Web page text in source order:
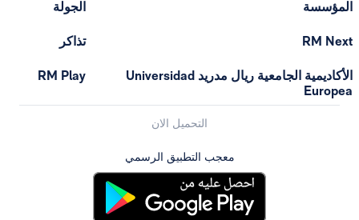
الأكاديمية الجامعية ريال مدريد Universidad RM Play
معجب التطبيق الرسمي